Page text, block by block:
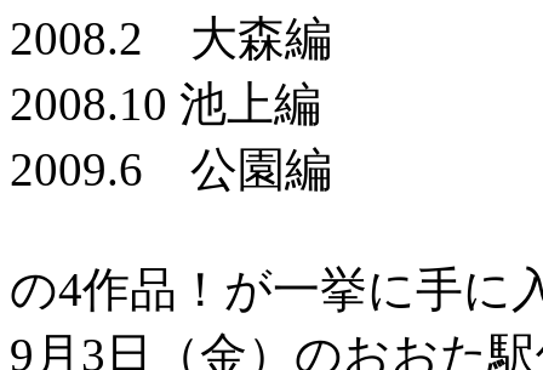
2008.2 大森編
2008.10 池上編
2009.6 公園編
の4作品！が一挙に手に
9月3日（金）のおおた